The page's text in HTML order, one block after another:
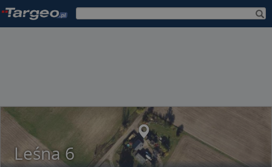
Leśna 6